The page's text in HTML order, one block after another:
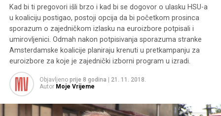
Kad bi ti pregovori išli brzo i kad bi se dogovor o ulasku HSU-a
u koaliciju postigao, postoji opcija da bi početkom prosinca
sporazum o zajedničkom izlasku na euroizbore potpisali i
umirovljenici. Odmah nakon potpisivanja sporazuma stranke
Amsterdamske koalicije planiraju krenuti u pretkampanju za
euroizbore za koje je zajednički izborni program u izradi.
Objavljeno prije 8 godina
21. 11. 2018.
Autor Moje Vrijeme